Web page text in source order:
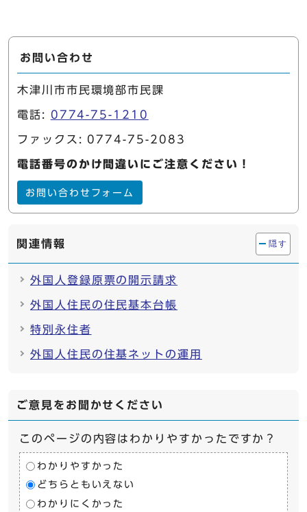
お問い合わせ
木津川市市民環境部市民課
電話: 0774-75-1210
ファックス: 0774-75-2083
電話番号のかけ間違いにご注意ください！
お問い合わせフォーム
関連情報 隠す
外国人登録原票の開示請求
外国人住民の住民基本台帳
特別永住者
外国人住民の住基ネットの運用
ご意見をお聞かせください
このページの内容はわかりやすかったですか？
わかりやすかった
どちらともいえない
わかりにくかった